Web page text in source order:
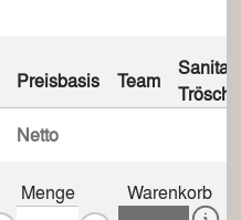
Preisbasis Team
Sanitas
Trösch
Netto
Menge Warenkorb